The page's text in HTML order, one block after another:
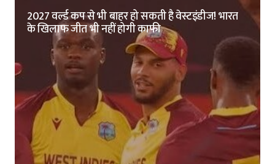
2027 वर्ल्ड कप से भी बाहर हो सकती है वेस्टइंडीज! भारत
के खिलाफ जीत भी नहीं होगी काफी